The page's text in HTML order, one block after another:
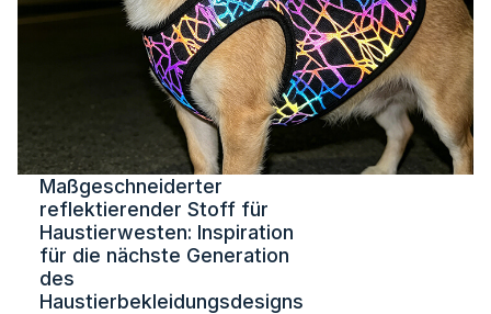
Maßgeschneiderter
reflektierender Stoff für
Haustierwesten: Inspiration
für die nächste Generation
des
Haustierbekleidungsdesigns